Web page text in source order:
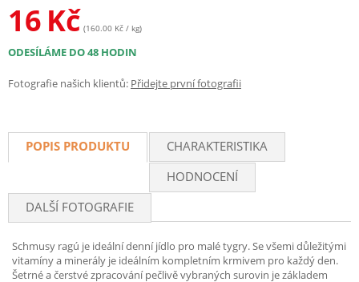
16 Kč (160.00 Kč / kg)
ODESÍLÁME DO 48 HODIN
Fotografie našich klientů: Přidejte první fotografii
POPIS PRODUKTU
CHARAKTERISTIKA
HODNOCENÍ
DALŠÍ FOTOGRAFIE
Schmusy ragú je ideální denní jídlo pro malé tygry. Se všemi důležitými
vitamíny a minerály je ideálním kompletním krmivem pro každý den.
Šetrné a čerstvé zpracování pečlivě vybraných surovin je základem